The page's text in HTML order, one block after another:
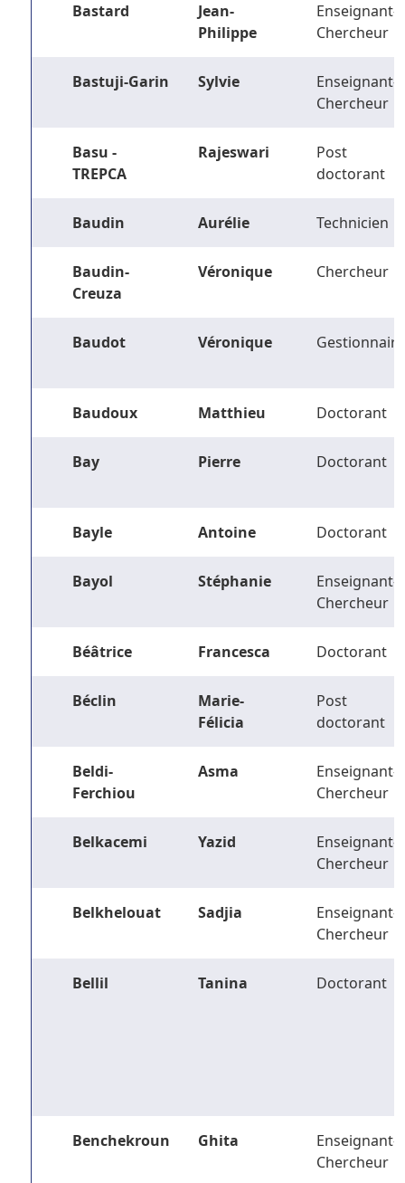
Bastard
Jean-
Philippe
Enseignant-
Chercheur
Bastuji-Garin Sylvie
Enseignant-
Chercheur
Basu -
TREPCA
Rajeswari
Post
doctorant
Baudin Aurélie Technicien
Baudin-
Creuza
Véronique Chercheur
Baudot Véronique Gestionnaire
Baudoux Matthieu Doctorant
Bay Pierre Doctorant
Bayle Antoine Doctorant
Bayol Stéphanie
Enseignant-
Chercheur
Béâtrice Francesca Doctorant
Béclin
Marie-
Félicia
Post
doctorant
Beldi-
Ferchiou
Asma
Enseignant-
Chercheur
Belkacemi Yazid
Enseignant-
Chercheur
Belkhelouat Sadjia
Enseignant-
Chercheur
Bellil Tanina Doctorant
Benchekroun Ghita
Enseignant-
Chercheur